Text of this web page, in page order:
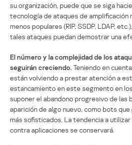
su organización, puede que se siga
tecnología de ataques de
menos populares (RIP, SSDP, LDAP,
tales ataques puedan demostrar una
El número y la complejidad de los
seguirán creciendo.Teniendo en
están volviendo a prestar atención a
estancamiento en este segmento en
suponer el abandono progresivo de las
aparición de algo nuevo, como bots
más sofisticados. La tendencia a
contra aplicaciones se conservará.